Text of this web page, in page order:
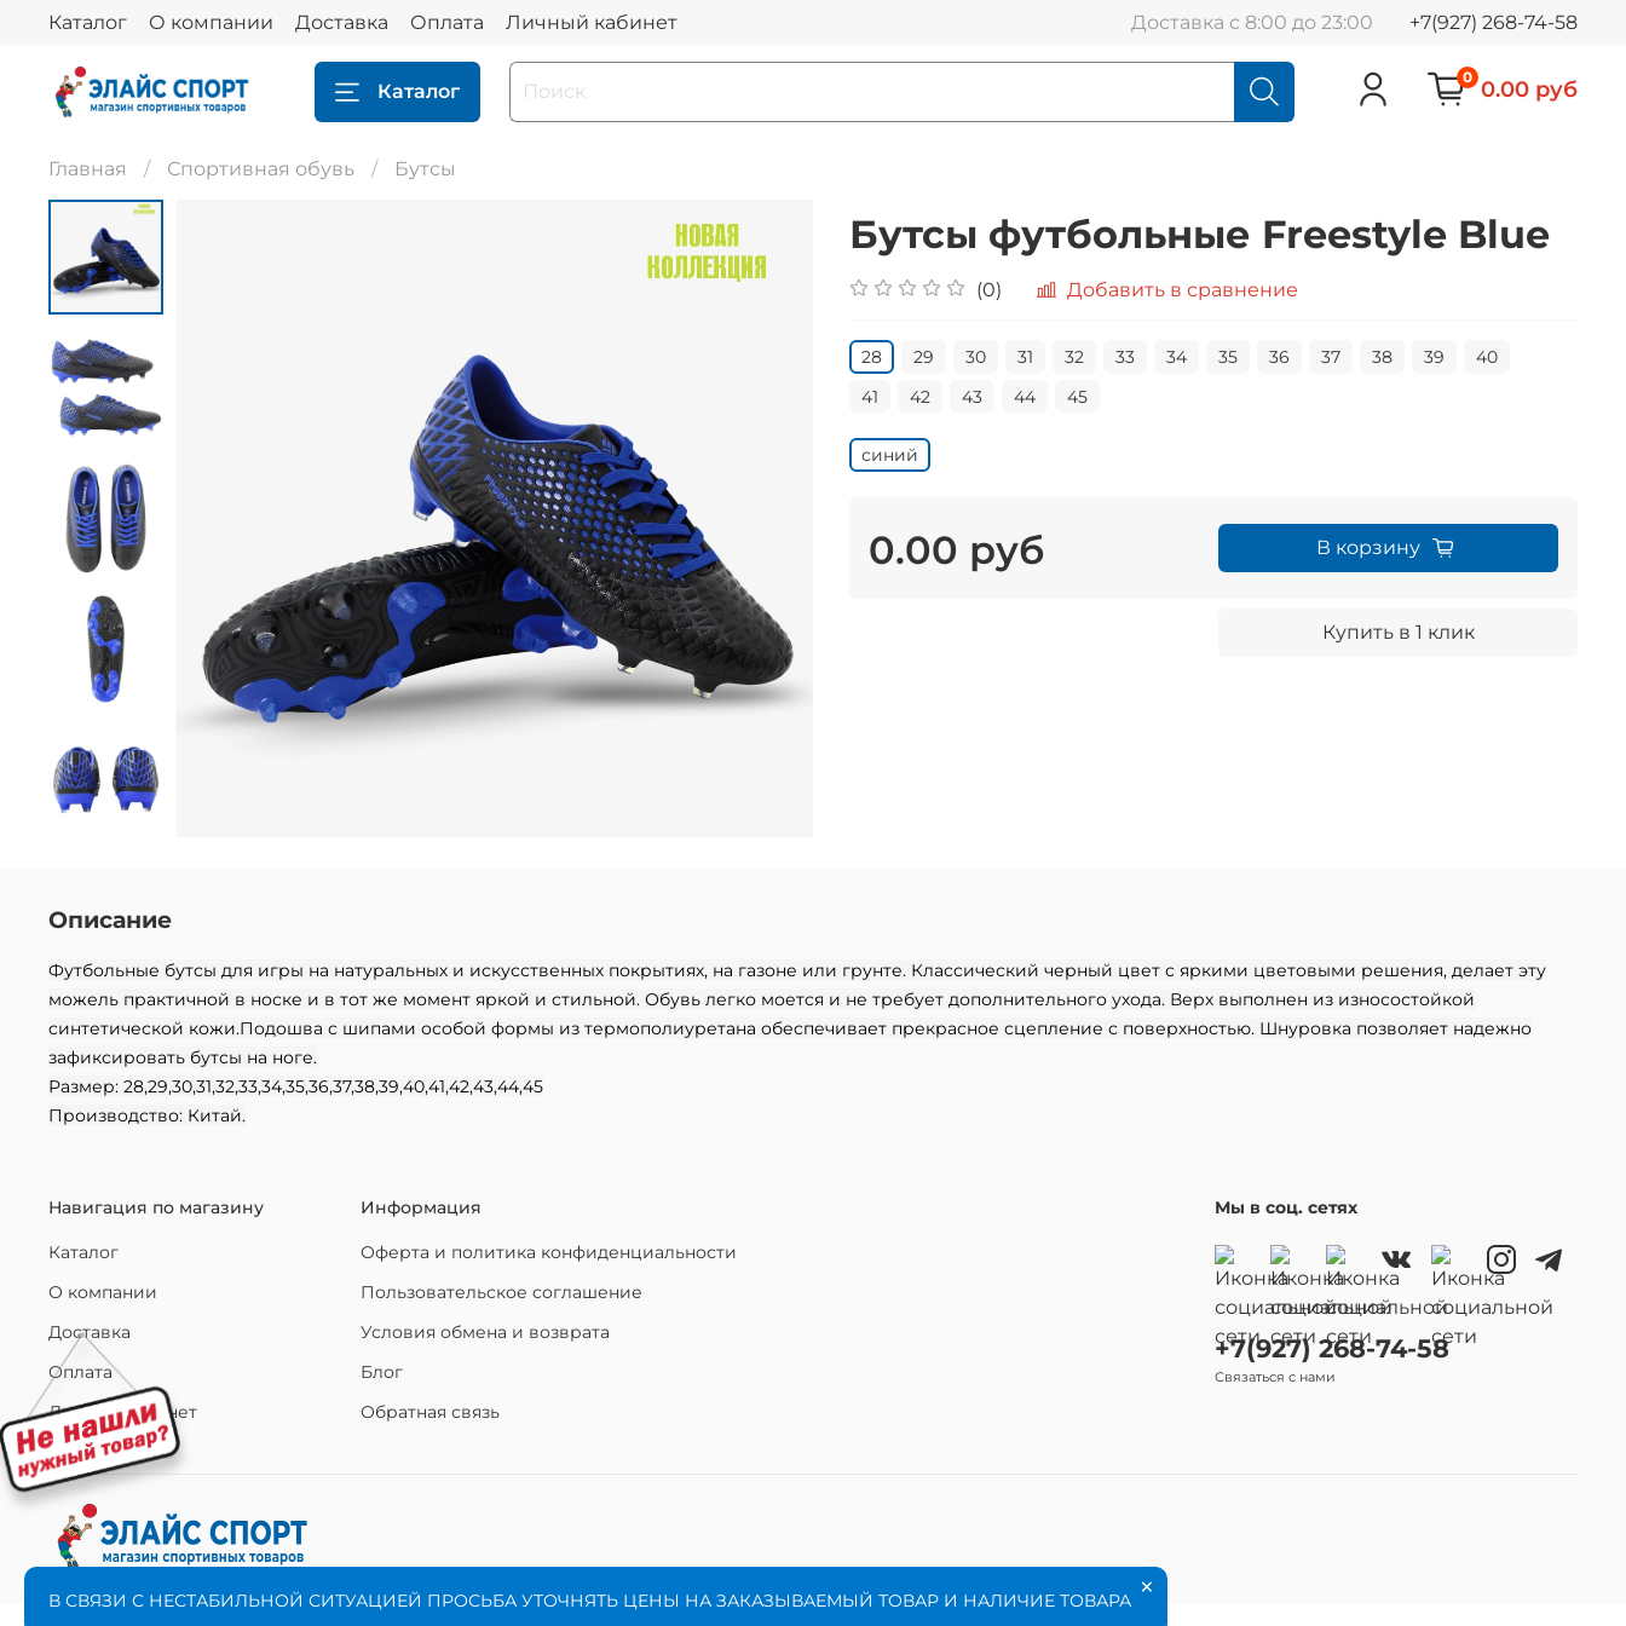
Каталог О компании Доставка Оплата Личный кабинет Доставка с 8:00 до 23:00 +7(927) 268-74-58
Каталог
0 0.00 руб
Главная Спортивная обувь Бутсы
Бутсы футбольные Freestyle Blue
(0) Добавить в сравнение
28 29 30 31 32 33 34 35 36 37 38 39
40
41
42 43 44 45
синий
0.00 руб В корзину
Купить в 1 клик
Описание
Футбольные бутсы для игры на натуральных и искусственных покрытиях, на газоне или грунте. Классический черный цвет с яркими цветовыми решения, делает эту
можель практичной в носке и в тот же момент яркой и стильной. Обувь легко моется и не требует дополнительного ухода. Верх выполнен из износостойкой
синтетической кожи.Подошва с шипами особой формы из термополиуретана обеспечивает прекрасное сцепление с поверхностью. Шнуровка позволяет надежно
зафиксировать бутсы на ноге.
Размер: 28,29,30,31,32,33,34,35,36,37,38,39,40,41,42,43,44,45
Производство: Китай.
Навигация по магазину
Каталог
О компании
Доставка
Оплата
Личный кабинет
Информация
Оферта и политика конфиденциальности
Пользовательское соглашение
Условия обмена и возврата
Блог
Обратная связь
Мы в соц. сетях
+7(927) 268-74-58
Связаться с нами
В СВЯЗИ С НЕСТАБИЛЬНОЙ СИТУАЦИЕЙ ПРОСЬБА УТОЧНЯТЬ ЦЕНЫ НА ЗАКАЗЫВАЕМЫЙ ТОВАР И НАЛИЧИЕ ТОВАРА ×